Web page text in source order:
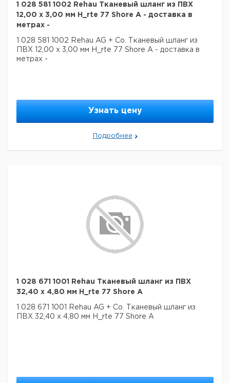
1 028 581 1002 Rehau Тканевый шланг из ПВХ
12,00 x 3,00 мм H_rte 77 Shore A - доставка в
метрах -
1 028 581 1002 Rehau AG + Co. Тканевый шланг из
ПВХ 12,00 x 3,00 мм H_rte 77 Shore A - доставка в
метрах -
Узнать цену
Подробнее
1 028 671 1001 Rehau Тканевый шланг из ПВХ
32,40 х 4,80 мм H_rte 77 Shore A
1 028 671 1001 Rehau AG + Co. Тканевый шланг из
ПВХ 32,40 х 4,80 мм H_rte 77 Shore A